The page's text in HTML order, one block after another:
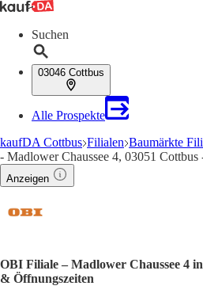
Suchen
03046 Cottbus
Alle Prospekte
kaufDA Cottbus Filialen Baumärkte
- Madlower Chaussee 4, 03051
Anzeigen
OBI Filiale – Madlower Chaussee 4
& Öffnungszeiten